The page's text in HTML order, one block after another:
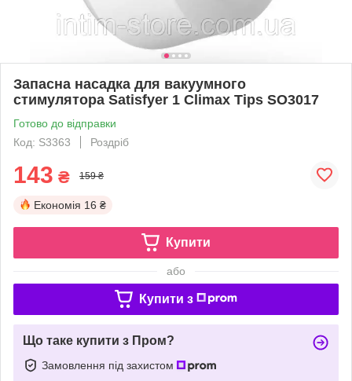
Запасна насадка для вакуумного
стимулятора Satisfyer 1 Climax Tips SO3017
Готово до відправки
Код: S3363
Роздріб
143 ₴ 159 ₴
Економія 16 ₴
Купити
або
Купити з
Що таке купити з Пром?
Замовлення під захистом